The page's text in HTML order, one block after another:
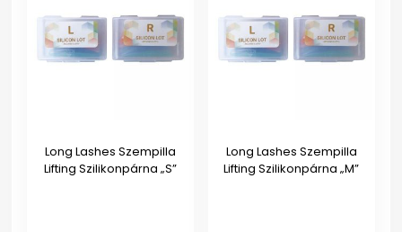
Long Lashes Szempilla
Lifting Szilikonpárna „S”
Long Lashes Szempilla
Lifting Szilikonpárna „M”